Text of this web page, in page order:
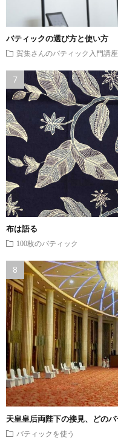
バティックの選び方と使い方
賀集さんのバティック入門講座
布は語る
100枚のバティック
天皇皇后両陛下の接見、どの
バティックを使う